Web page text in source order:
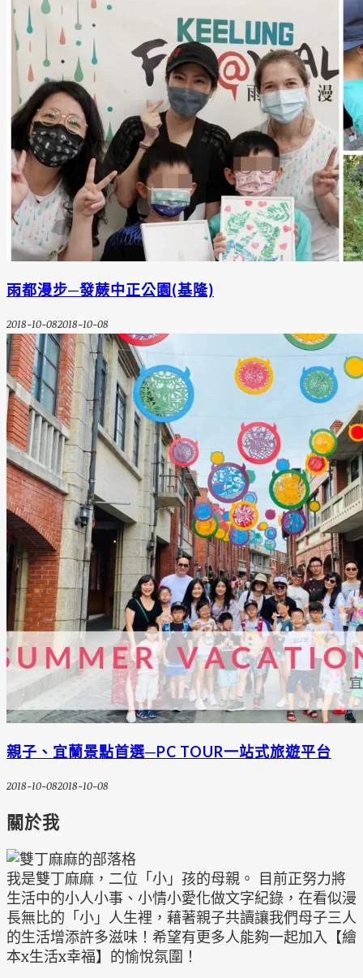
雨都漫步─發蕨中正公園(基隆)
2018-10-082018-10-08
親子、宜蘭景點首選─PC TOUR一站式旅遊平台
2018-10-082018-10-08
關於我
我是雙丁麻麻，二位「小」孩的母親。 目前正努力將
生活中的小人小事、小情小愛化做文字紀錄，在看似漫
長無比的「小」人生裡，藉著親子共讀讓我們母子三人
的生活增添許多滋味！希望有更多人能夠一起加入【繪
本x生活x幸福】的愉悅氛圍！